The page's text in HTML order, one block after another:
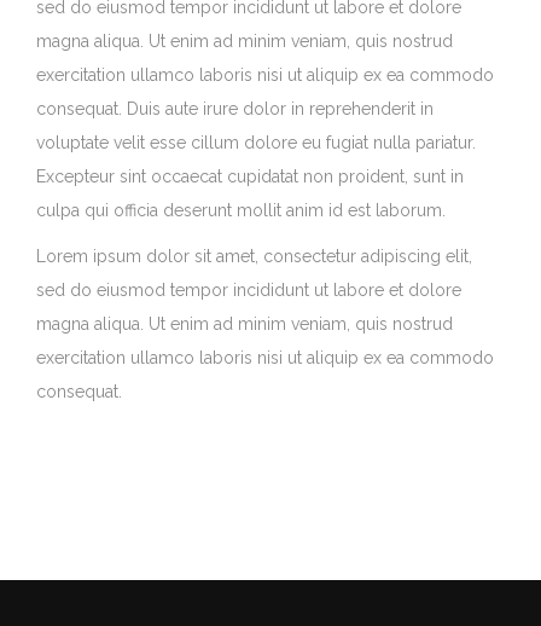
sed do eiusmod tempor incididunt ut labore et dolore
magna aliqua. Ut enim ad minim veniam, quis nostrud
exercitation ullamco laboris nisi ut aliquip ex ea commodo
consequat. Duis aute irure dolor in reprehenderit in
voluptate velit esse cillum dolore eu fugiat nulla pariatur.
Excepteur sint occaecat cupidatat non proident, sunt in
culpa qui officia deserunt mollit anim id est laborum.
Lorem ipsum dolor sit amet, consectetur adipiscing elit,
sed do eiusmod tempor incididunt ut labore et dolore
magna aliqua. Ut enim ad minim veniam, quis nostrud
exercitation ullamco laboris nisi ut aliquip ex ea commodo
consequat.